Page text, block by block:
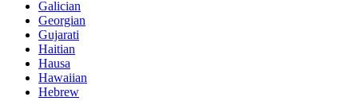
Galician
Georgian
Gujarati
Haitian
Hausa
Hawaiian
Hebrew